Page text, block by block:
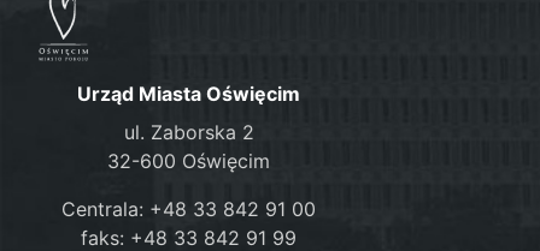
Urząd Miasta Oświęcim
ul. Zaborska 2
32-600 Oświęcim
Centrala: +48 33 842 91 00
faks: +48 33 842 91 99